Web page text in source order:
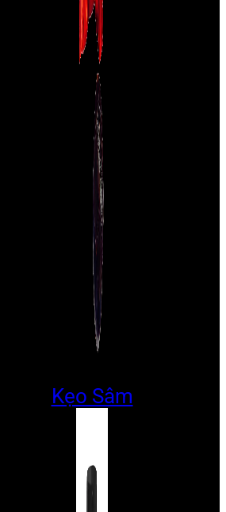
Kẹo Sâm